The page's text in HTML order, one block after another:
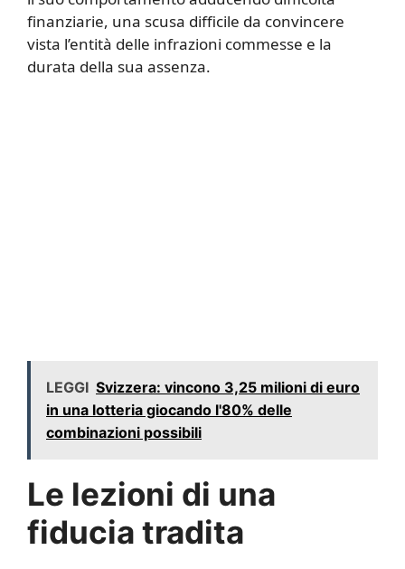
finanziarie, una scusa difficile da convincere
vista l’entità delle infrazioni commesse e la
durata della sua assenza.
LEGGI Svizzera: vincono 3,25 milioni di euro
in una lotteria giocando l'80% delle
combinazioni possibili
Le lezioni di una
fiducia tradita